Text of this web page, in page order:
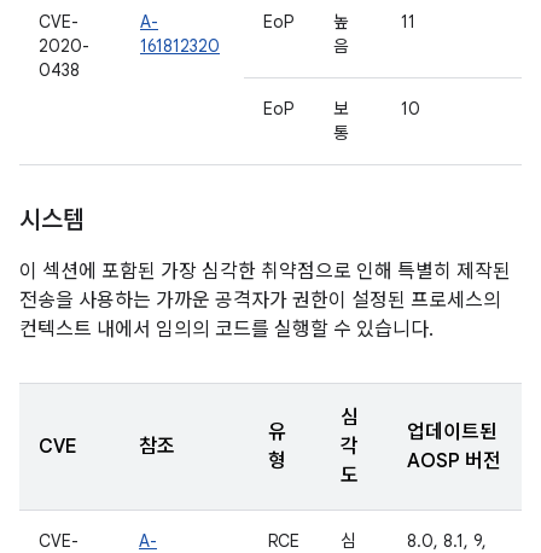
CVE-
2020-
0438
A-
161812320
EoP
높
음
11
EoP
보
통
10
시스템
이 섹션에 포함된 가장 심각한 취약점으로 인해 특별히 제작된
전송을 사용하는 가까운 공격자가 권한이 설정된 프로세스의
컨텍스트 내에서 임의의 코드를 실행할 수 있습니다.
CVE 참조
유
형
심
각
도
업데이트된
AOSP 버전
CVE-
A-
RCE
심
8.0, 8.1, 9,